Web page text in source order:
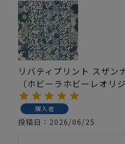
リバティプリント スザン
（ホビーラホビーレオリ
購入者
投稿日 2026/06/25